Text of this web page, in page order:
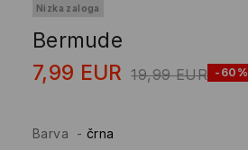
Nizka zaloga
Bermude
7,99 EUR 19,99 EUR -60%
Barva - črna